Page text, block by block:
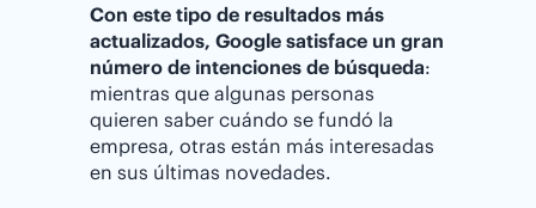
Con este tipo de resultados más
actualizados, Google satisface un gran
número de intenciones de búsqueda:
mientras que algunas personas
quieren saber cuándo se fundó la
empresa, otras están más interesadas
en sus últimas novedades.